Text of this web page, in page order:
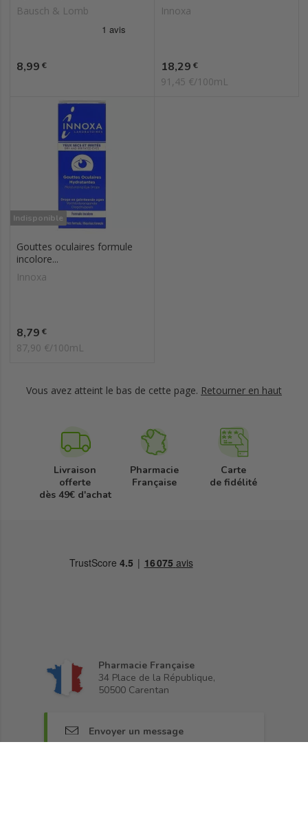
Bausch & Lomb
Prix
8,99 €
Innoxa
Prix
18,29 €
91,45 €/100mL
Indisponible
Gouttes oculaires formule
incolore...
Innoxa
Prix
8,79 €
87,90 €/100mL
Vous avez atteint le bas de cette page. Retourner en haut
Livraison
offerte
dès 49€ d'achat
Pharmacie
Française
Carte
de fidélité
Pharmacie Française
34 Place de la République,
50500 Carentan
Envoyer un message